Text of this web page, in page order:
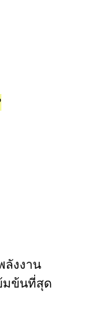
ลังงาน
มข้นที่สุด